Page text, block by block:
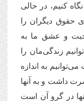
كنیم، در حالی
حقوق دیگران را
و عشق ما به
زندگی‌مان را
به اندازه
داشت و به آنها
در گرو آن است